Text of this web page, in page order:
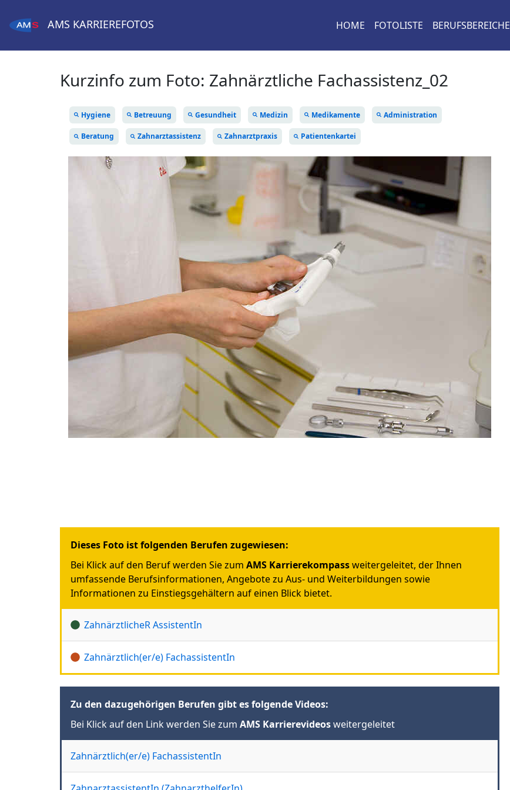
AMS KARRIEREFOTOS HOME FOTOLISTE BERUFSBEREICHE
Kurzinfo zum Foto: Zahnärztliche Fachassistenz_02
Hygiene Betreuung Gesundheit Medizin Medikamente Administration
Beratung Zahnarztassistenz Zahnarztpraxis Patientenkartei
Dieses Foto ist folgenden Berufen zugewiesen:
Bei Klick auf den Beruf werden Sie zum AMS Karrierekompassweitergeleitet, der Ihnen
umfassende Berufsinformationen, Angebote zu Aus- und Weiterbildungen sowie
Informationen zu Einstiegsgehältern auf einen Blick bietet.
ZahnärztlicheR AssistentIn
Zahnärztlich(er/e) FachassistentIn
Zu den dazugehörigen Berufen gibt es folgende Videos:
Bei Klick auf den Link werden Sie zum AMS Karrierevideosweitergeleitet
Zahnärztlich(er/e) FachassistentIn